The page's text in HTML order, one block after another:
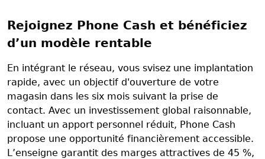
Rejoignez Phone Cash et bénéficiez
d’un modèle rentable
En intégrant le réseau, vous svisez une implantation
rapide, avec un objectif d'ouverture de votre
magasin dans les six mois suivant la prise de
contact. Avec un investissement global raisonnable,
incluant un apport personnel réduit, Phone Cash
propose une opportunité financièrement accessible.
L’enseigne garantit des marges attractives de 45 %,